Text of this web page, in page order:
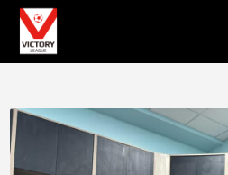
關於我們